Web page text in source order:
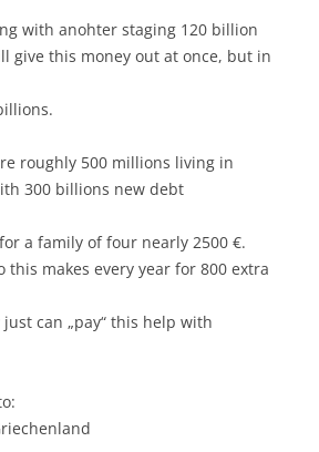
with anohter staging 120 billion
give this money out at once, but in
roughly 500 millions living in
300 billions new debt
a family of four nearly 2500 €.
this makes every year for 800 extra
can „pay“ this help with